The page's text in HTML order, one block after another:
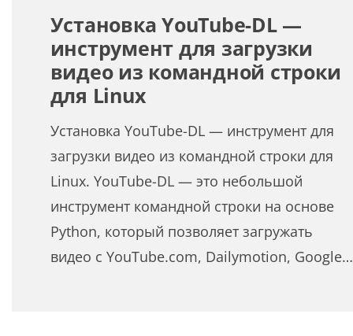
Установка YouTube-DL —
инструмент для загрузки
видео из командной строки
для Linux
Установка YouTube-DL — инструмент для
загрузки видео из командной строки для
Linux. YouTube-DL — это небольшой
инструмент командной строки на основе
Python, который позволяет загружать
видео с YouTube.com, Dailymotion, Google…